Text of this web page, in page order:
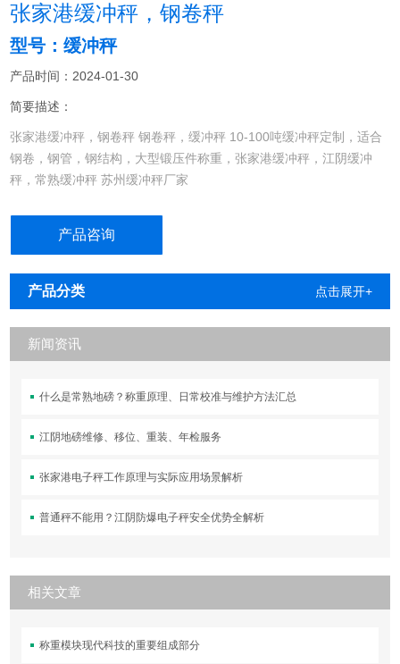
张家港缓冲秤，钢卷秤
型号：缓冲秤
产品时间：2024-01-30
简要描述：
张家港缓冲秤，钢卷秤 钢卷秤，缓冲秤 10-100吨缓冲秤定制，适合
钢卷，钢管，钢结构，大型锻压件称重，张家港缓冲秤，江阴缓冲
秤，常熟缓冲秤 苏州缓冲秤厂家
产品咨询
产品分类 点击展开+
新闻资讯
什么是常熟地磅？称重原理、日常校准与维护方法汇总
江阴地磅维修、移位、重装、年检服务
张家港电子秤工作原理与实际应用场景解析
普通秤不能用？江阴防爆电子秤安全优势全解析
相关文章
称重模块现代科技的重要组成部分